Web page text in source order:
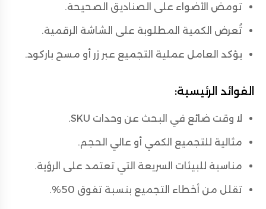
تومض الأضواء على الصناديق الصحيحة.
تُعرض الكمية المطلوبة على الشاشة الرقمية.
يؤكد العامل عملية التجميع عبر زر أو مسح باركود.
الفوائد الرئيسية:
لا وقت ضائع في البحث عن وحدات SKU.
مثالية للتجميع الكمي أو عالي الحجم.
مناسبة للبيئات السريعة التي تعتمد على الرؤية.
تقلل من أخطاء التجميع بنسبة تفوق 50%.